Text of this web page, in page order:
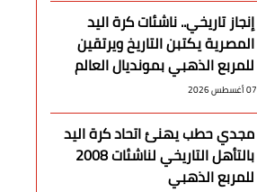
إنجاز تاريخي.. ناشئات كرة اليد
المصرية يكتبن التاريخ ويرتقين
للمربع الذهبي بمونديال العالم
07 أغسطس 2026
مجدي حطب يهنئ اتحاد كرة اليد
بالتأهل التاريخي لناشئات 2008
للمربع الذهبي